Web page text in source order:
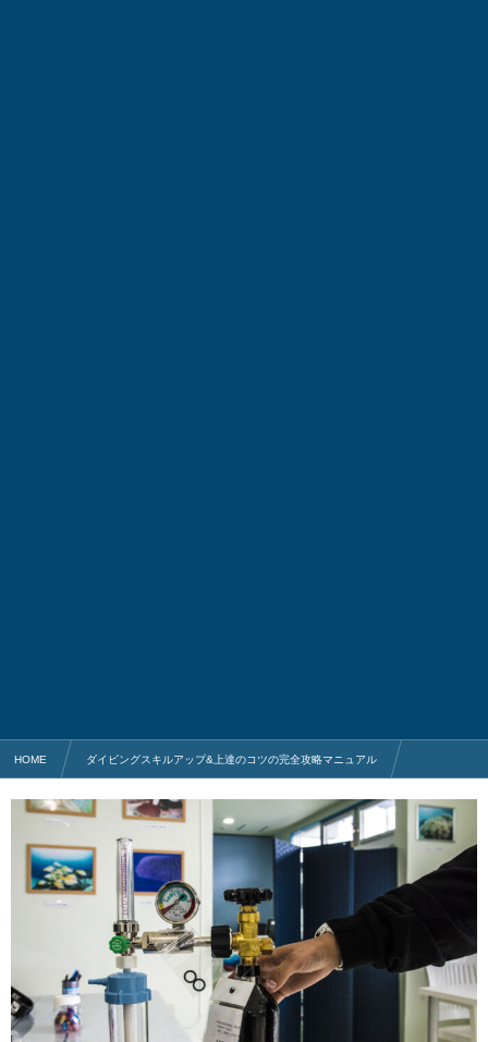
HOME ダイビングスキルアップ&上達のコツの完全攻略マニュアル
スキューバダイビングで大事な基礎知識
知らないと怖い減圧症(潜水病)について分かりやすく徹底解説